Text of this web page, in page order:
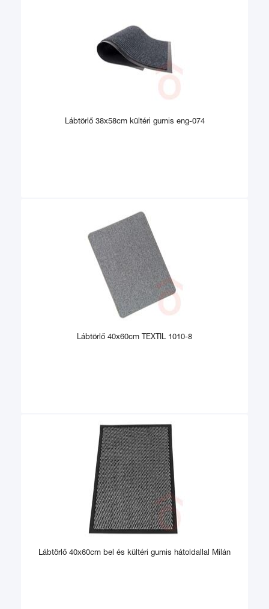
Lábtörlő 38x58cm kültéri gumis eng-074
Lábtörlő 40x60cm TEXTIL 1010-8
Lábtörlő 40x60cm bel és kültéri gumis hátoldallal Milán